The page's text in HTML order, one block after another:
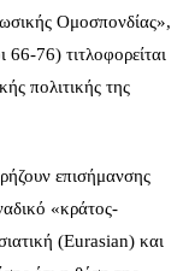
Ομοσπονδίας»,
66-76) τιτλοφορείται
πολιτικής της
επισήμανσης
«κράτος-
(Eurasian) και